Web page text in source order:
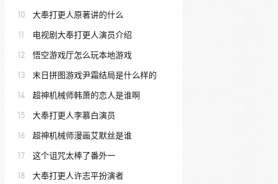
10 大奉打更人原著讲的什么
11 电视剧大奉打更人演员介绍
12 悟空游戏厅怎么玩本地游戏
13 末日拼图游戏尹霜结局是什么样的
14 超神机械师韩萧的恋人是谁啊
15 大奉打更人李慕白演员
16 超神机械师漫画艾默丝是谁
17 这个诅咒太棒了番外一
18 大奉打更人许志平扮演者